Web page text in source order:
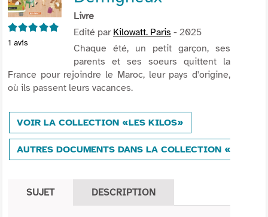
5/5
1 avis
Livre
Edité par Kilowatt. Paris - 2025
Chaque été, un petit garçon, ses
parents et ses soeurs quittent la
France pour rejoindre le Maroc, leur pays d'origine,
où ils passent leurs vacances.
VOIR LA COLLECTION «LES KILOS»
AUTRES DOCUMENTS DANS LA COLLECTION «LES
SUJET DESCRIPTION